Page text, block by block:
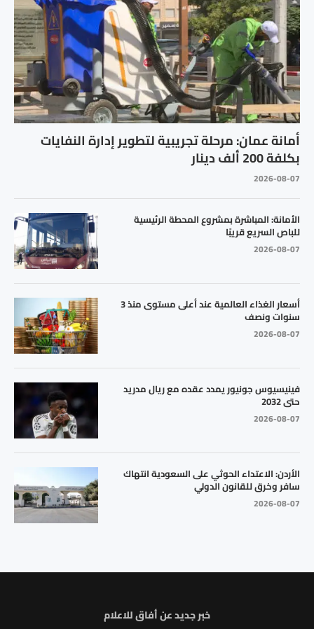
أمانة عمان: مرحلة تجريبية لتطوير إدارة النفايات
بكلفة 200 ألف دينار
2026-08-07
الأمانة: المباشرة بمشروع المحطة الرئيسية
للباص السريع قريبًا
2026-08-07
أسعار الغذاء العالمية عند أعلى مستوى منذ 3
سنوات ونصف
2026-08-07
فينيسيوس جونيور يمدد عقده مع ريال مدريد
حتى 2032
2026-08-07
الأردن: الاعتداء الحوثي على السعودية انتهاك
سافر وخرق للقانون الدولي
2026-08-07
خبر جديد عن أفاق للاعلام